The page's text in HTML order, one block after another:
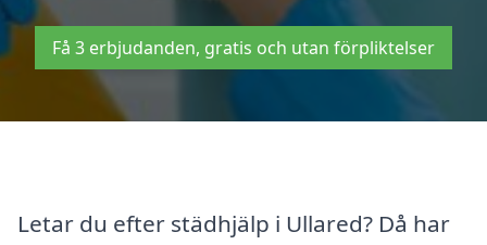
Få 3 erbjudanden, gratis och utan förpliktelser
Letar du efter städhjälp i Ullared? Då har